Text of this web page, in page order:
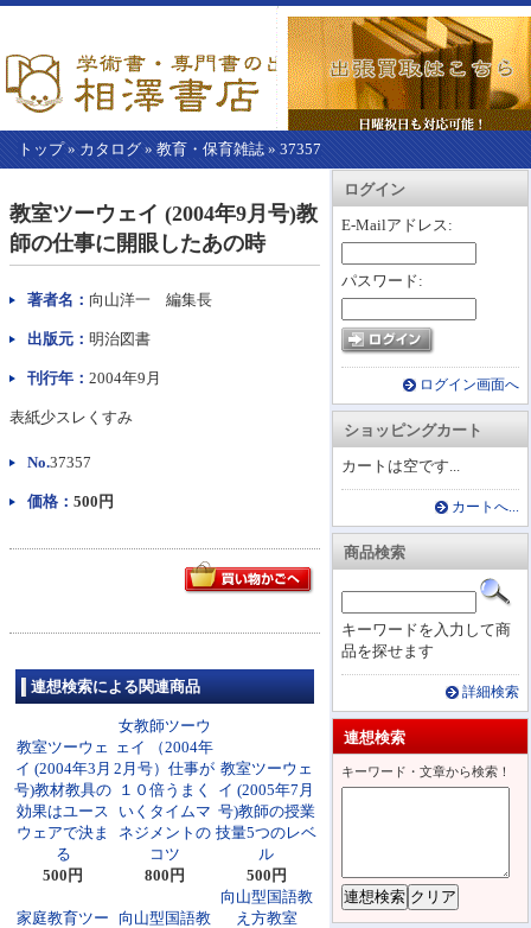
トップ» カタログ » 教育・保育雑誌 » 37357
カートを見る
ログイン
E-Mailアドレス:
パスワード:
ログイン画面へ
ショッピングカート
カートは空です...
カートへ...
商品検索
キーワードを入力して商
品を探せます
詳細検索
連想検索
キーワード・文章から検索！
こ
か
ら
本
文】
教室ツーウェイ (2004年9月号)教
師の仕事に開眼したあの時
著者名： 向山洋一 編集長
出版元： 明治図書
刊行年： 2004年9月
表紙少スレくすみ
No.37357
価格： 500円
連想検索による関連商品
教室ツーウェ
イ (2004年3月
号)教材教具の
効果はユース
ウェアで決ま
る
500円
女教師ツーウ
ェイ （2004年
2月号）仕事が
１０倍うまく
いくタイムマ
ネジメントの
コツ
800円
教室ツーウェ
イ (2005年7月
号)教師の授業
技量5つのレベ
ル
500円
家庭教育ツー
向山型国語教
向山型国語教
え方教室